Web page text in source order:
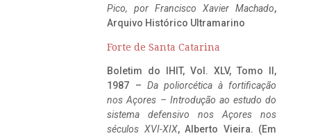
Pico, por Francisco Xavier Machado,
Arquivo Histórico Ultramarino
Forte de Santa Catarina
Boletim do IHIT, Vol. XLV, Tomo II,
1987 – Da poliorcética à fortificação
nos Açores – Introdução ao estudo do
sistema defensivo nos Açores nos
séculos XVI-XIX, Alberto Vieira. (Em